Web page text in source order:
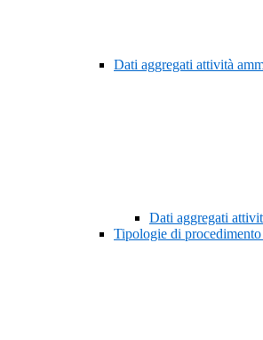
Dati aggregati attività
Dati aggregati
Tipologie di procedimento